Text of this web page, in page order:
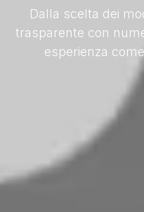
Dalla scelta dei
trasparente con
esperienza